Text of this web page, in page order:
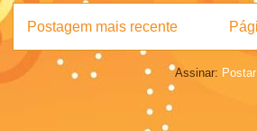
Postagem mais recente
Assinar: